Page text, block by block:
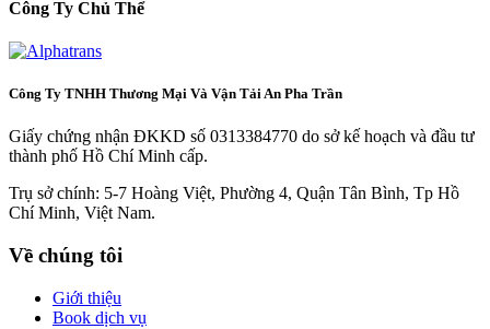
Công Ty Chủ Thể
Công Ty TNHH Thương Mại Và Vận Tải An Pha Trần
Giấy chứng nhận ĐKKD số 0313384770 do sở kế hoạch và đầu tư
thành phố Hồ Chí Minh cấp.
Trụ sở chính: 5-7 Hoàng Việt, Phường 4, Quận Tân Bình, Tp Hồ
Chí Minh, Việt Nam.
Về chúng tôi
Giới thiệu
Book dịch vụ